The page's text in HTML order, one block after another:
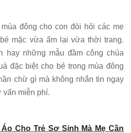
đông cho con đòi hỏi các mẹ
mặc vừa ấm lại vừa thời trang.
hay những mẫu đầm công chúa
đặc biệt cho bé trong mùa đông
chừ gì mà không nhắn tin ngay
miễn phí.
Cho Trẻ Sơ Sinh Mà Mẹ Cần